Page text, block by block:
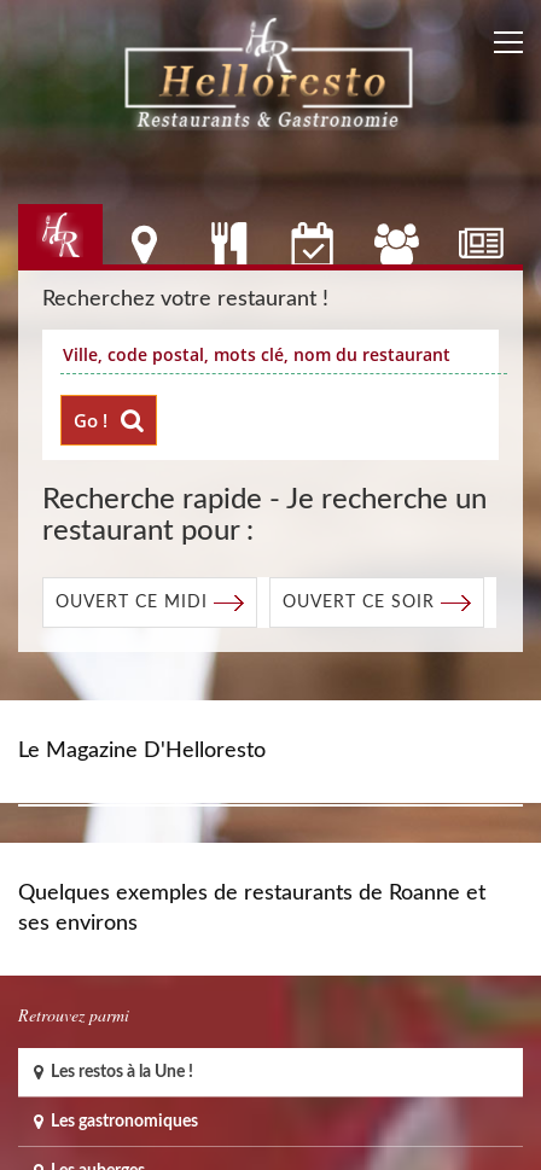
Recherchez votre restaurant !
Go !
Recherche rapide - Je recherche un
restaurant pour :
OUVERT CE MIDI OUVERT CE SOIR
Le Magazine D'Helloresto
Quelques exemples de restaurants de Roanne et
ses environs
Retrouvez parmi
Les restos à la Une !
Les gastronomiques